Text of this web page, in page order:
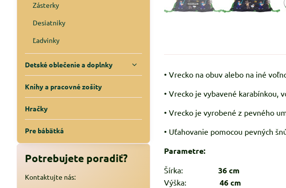
• Vrecko na obuv alebo na iné
• Vrecko je vybavené karabínkou,
• Vrecko je vyrobené z pevného
• Uťahovanie pomocou pevných
Parametre:
Šírka: 36 cm
Výška: 46 cm
Zásterky
Desiatniky
Ľadvinky
Detské oblečenie a doplnky
Knihy a pracovné zošity
Hračky
Pre bábätká
Potrebujete poradiť?
Kontaktujte nás: